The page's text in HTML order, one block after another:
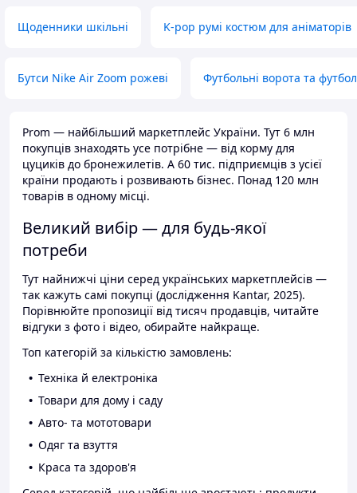
Щоденники шкільні K-pop румі костюм для аніматорів
Бутси Nike Air Zoom рожеві Футбольні ворота та
Prom — найбільший маркетплейс України. Тут 6 млн
покупців знаходять усе потрібне — від корму для
цуциків до бронежилетів. А 60 тис. підприємців з усієї
країни продають і розвивають бізнес. Понад 120 млн
товарів в одному місці.
Великий вибір — для будь-якої
потреби
Тут найнижчі ціни серед українських маркетплейсів —
так кажуть самі покупці (дослідження Kantar, 2025).
Порівнюйте пропозиції від тисяч продавців, читайте
відгуки з фото і відео, обирайте найкраще.
Топ категорій за кількістю замовлень:
Техніка й електроніка
Товари для дому і саду
Авто- та мототовари
Одяг та взуття
Краса та здоров'я